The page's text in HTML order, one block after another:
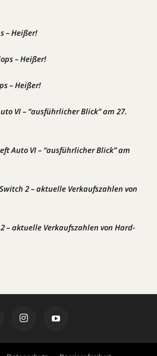
– Heißer!
– Heißer!
– Heißer!
VI – “ausführlicher Blick” am 27.
Auto VI – “ausführlicher Blick” am
2 – aktuelle Verkaufszahlen von
– aktuelle Verkaufszahlen von Hard-